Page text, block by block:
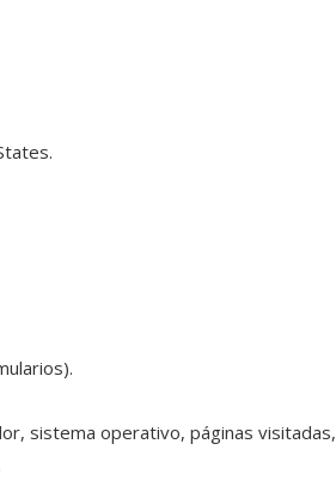
sistema operativo, páginas visitadas,